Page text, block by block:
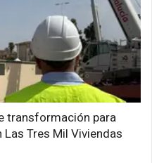
transformación para
Tres Mil Viviendas